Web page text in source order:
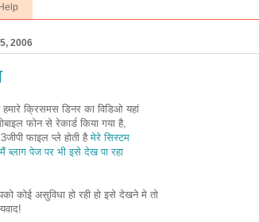
2006
हमारे क्रिसमस डिनर का विडिओ यहां
फोन से रेकार्ड किया गया है,
फाइल प्ले होती हैमेरे सिस्टम
ब्लाग पेज पर भी इसे देख पा रहा
कोई असुविधा हो रही हो इसे देखने मे तो